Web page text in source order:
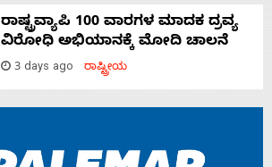
ರಾಷ್ಟ್ರವ್ಯಾಪಿ 100 ವಾರಗಳ ಮಾದಕ ದ್ರವ್ಯ
ವಿರೋಧಿ ಅಭಿಯಾನಕ್ಕೆ ಮೋದಿ ಚಾಲನೆ
3 days ago ರಾಷ್ಟ್ರೀಯ